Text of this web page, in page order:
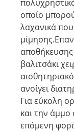
οποίο
λαχανικά
βαλιτσάκι
ανοίγει
Για εύκολη
και την άμμο
επόμενη